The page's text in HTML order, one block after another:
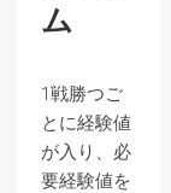
ム
1戦勝つご
とに経験値
が入り、必
要経験値を